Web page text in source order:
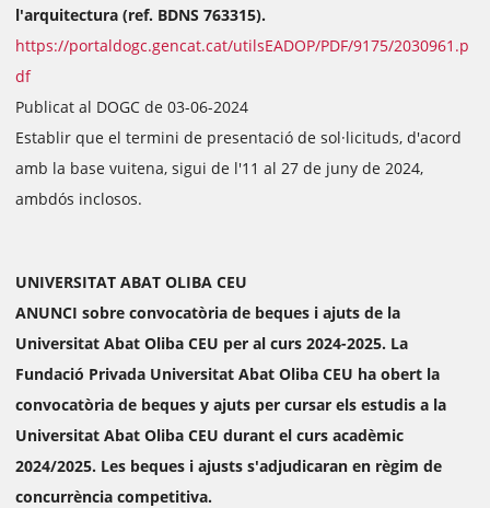
l'arquitectura (ref. BDNS 763315).
https://portaldogc.gencat.cat/utilsEADOP/PDF/9175/2030961.p
df
Publicat al DOGC de 03-06-2024
Establir que el termini de presentació de sol·licituds, d'acord
amb la base vuitena, sigui de l'11 al 27 de juny de 2024,
ambdós inclosos.
UNIVERSITAT ABAT OLIBA CEU
ANUNCI sobre convocatòria de beques i ajuts de la
Universitat Abat Oliba CEU per al curs 2024-2025. La
Fundació Privada Universitat Abat Oliba CEU ha obert la
convocatòria de beques y ajuts per cursar els estudis a la
Universitat Abat Oliba CEU durant el curs acadèmic
2024/2025. Les beques i ajusts s'adjudicaran en règim de
concurrència competitiva.